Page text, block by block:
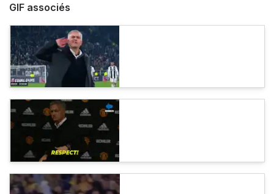
GIF associés